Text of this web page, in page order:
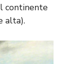
continente
alta).